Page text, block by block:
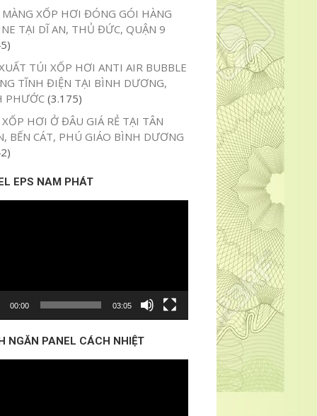
XỐP HƠI ĐÓNG GÓI HÀNG
TẠI DĨ AN, THỦ ĐỨC, QUẬN 9
TÚI XỐP HƠI ANTI AIR BUBBLE
TĨNH ĐIỆN TẠI BÌNH DƯƠNG,
PHƯỚC (3.175)
HƠI Ở ĐÂU GIÁ RẺ TẠI TÂN
BẾN CÁT, PHÚ GIÁO BÌNH DƯƠNG
EPS NAM PHÁT
00:00 03:05
NGĂN PANEL CÁCH NHIỆT